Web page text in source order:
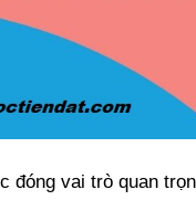
đóng vai trò quan